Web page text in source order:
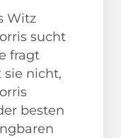
Witz
sucht
fragt
sie nicht,
besten